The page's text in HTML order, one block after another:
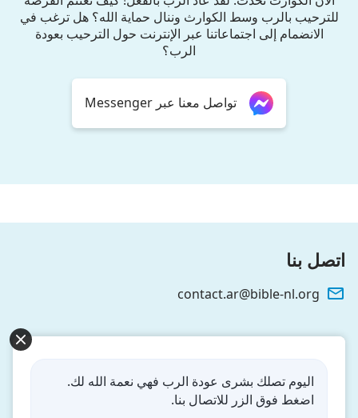
للترحيب بالرب وسط الكوارث وننال حماية الله؟ هل ترغب في
الانضمام إلى اجتماعاتنا عبر الإنترنت حول الترحيب بعودة
الرب؟
تواصل معنا عبر Messenger
اتصل بنا
contact.ar@bible-nl.org
نزل ملكوت الله.
لقد نزلت المملكة بالفعل إلى الأرض! هل تريد دخوله؟
اليوم تصلك بشرى عودة الرب فهي نعمة الله لك.
اضغط فوق الزر للاتصال بنا.